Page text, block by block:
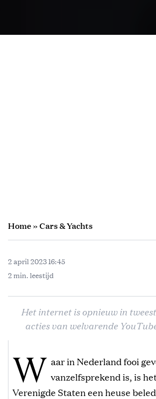
Home»Cars & Yachts
2 april 2023 16:45
2 min. leestijd
Het internet is opnieuw in
acties van welvarende
W aar in Nederland fooi
vanzelfsprekend is, is
Verenigde Staten een heuse